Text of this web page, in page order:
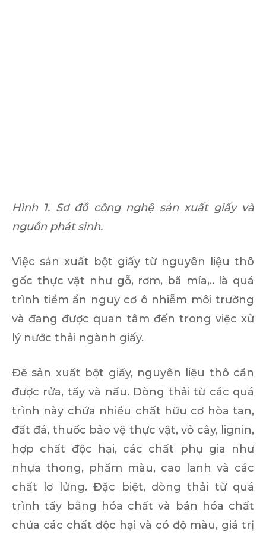
Hình 1. Sơ đồ công nghệ sản xuất giấy và
nguồn phát sinh.
Việc sản xuất bột giấy từ nguyên liệu thô
gốc thực vật như gỗ, rơm, bã mía,.. là quá
trình tiềm ẩn nguy cơ ô nhiễm môi trường
và đang được quan tâm đến trong việc xử
lý nước thải ngành giấy.
Để sản xuất bột giấy, nguyên liệu thô cần
được rửa, tẩy và nấu. Dòng thải từ các quá
trình này chứa nhiều chất hữu cơ hòa tan,
đất đá, thuốc bảo vệ thực vật, vỏ cây, lignin,
hợp chất độc hại, các chất phụ gia như
nhựa thong, phẩm màu, cao lanh và các
chất lơ lửng. Đặc biệt, dòng thải từ quá
trình tẩy bằng hóa chất và bán hóa chất
chứa các chất độc hại và có độ màu, giá trị